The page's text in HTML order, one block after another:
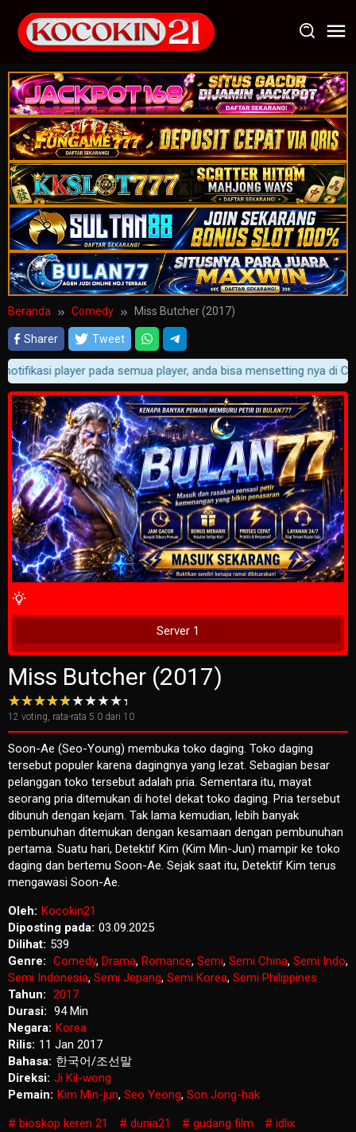
konten
Beranda Comedy Miss Butcher (2017)
Sharer Tweet
player pada semua player, anda bisa mensetting nya di
4 Wait Time
Server 1
Miss Butcher (2017)
12 voting, rata-rata 5.0 dari 10
Soon-Ae (Seo-Young) membuka toko daging. Toko daging
tersebut populer karena dagingnya yang lezat. Sebagian besar
pelanggan toko tersebut adalah pria. Sementara itu, mayat
seorang pria ditemukan di hotel dekat toko daging. Pria tersebut
dibunuh dengan kejam. Tak lama kemudian, lebih banyak
pembunuhan ditemukan dengan kesamaan dengan pembunuhan
pertama. Suatu hari, Detektif Kim (Kim Min-Jun) mampir ke toko
daging dan bertemu Soon-Ae. Sejak saat itu, Detektif Kim terus
mengawasi Soon-Ae.
Oleh: Kocokin21
Diposting pada: 03.09.2025
Dilihat: 539
Genre: Comedy, Drama, Romance, Semi, Semi China, Semi Indo,
Semi Indonesia, Semi Jepang, Semi Korea, Semi Philippines
Tahun: 2017
Durasi: 94 Min
Negara: Korea
Rilis: 11 Jan 2017
Bahasa: 한국어/조선말
Direksi: Ji Kil-wong
Pemain: Kim Min-jun, Seo Yeong, Son Jong-hak
bioskop keren 21
dunia21 gudang film
idlix